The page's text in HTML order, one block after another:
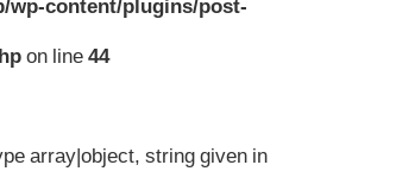
wp-content/plugins/post-
on line44
array|object, string given in